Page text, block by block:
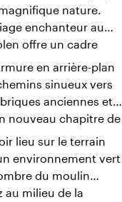
nature.
enchanteur au
offre un cadre
en arrière-plan
sinueux vers
anciennes et
nouveau chapitre de
lieu sur le terrain
environnement vert
du moulin
au milieu de la